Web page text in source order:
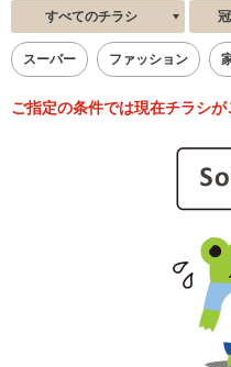
すべてのチラシ
スーパー ファッション
ご指定の条件では現在チラシが